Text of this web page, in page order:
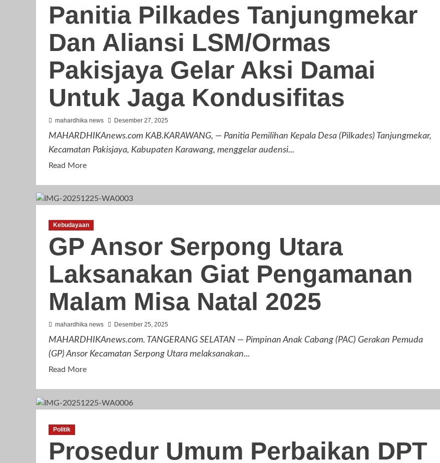
Tangerang
Ungkap
Gudang
30.000
Lobster
Ilegal
Panitia Pilkades Tanjungmekar
Dan Aliansi LSM/Ormas
Pakisjaya Gelar Aksi Damai
Untuk Jaga Kondusifitas
mahardhika news Desember 27, 2025
MAHARDHIKAnews.com KAB.KARAWANG, — Panitia Pemilihan Kepala Desa (Pilkades) Tanjungmekar,
Kecamatan Pakisjaya, Kabupaten Karawang, menggelar audensi...
Read MoreRead
Panitia
Tanjungmekar
Dan
Aliansi
Pakisjaya
Aksi
Untuk
Jaga
Kondusifitas
Kebudayaan
GP Ansor Serpong Utara
Laksanakan Giat Pengamanan
Malam Misa Natal 2025
mahardhika news Desember 25, 2025
MAHARDHIKAnews.com. TANGERANG SELATAN — Pimpinan Anak Cabang (PAC) Gerakan Pemuda
(GP) Ansor Kecamatan Serpong Utara melaksanakan...
Read MoreRead
GP
Utara
Laksanakan
Politik
Prosedur Umum Perbaikan DPT